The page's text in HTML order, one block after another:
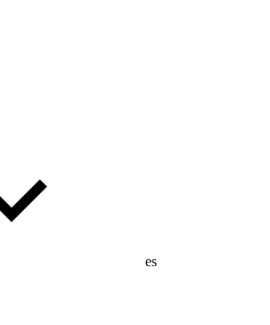
es